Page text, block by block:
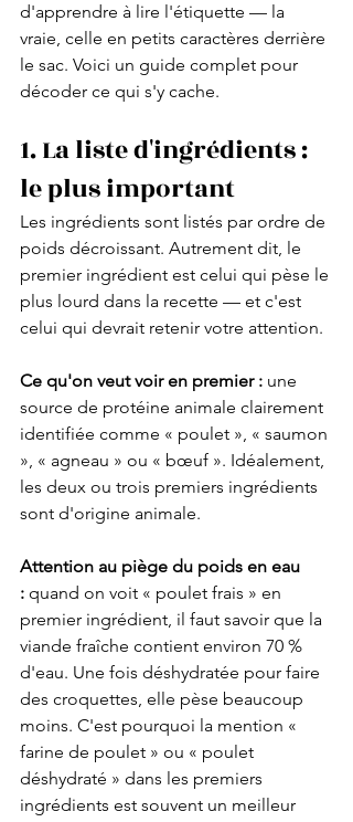
d'apprendre à lire l'étiquette — la
vraie, celle en petits caractères derrière
le sac. Voici un guide complet pour
décoder ce qui s'y cache.
1. La liste d'ingrédients :
le plus important
Les ingrédients sont listés par ordre de
poids décroissant. Autrement dit, le
premier ingrédient est celui qui pèse le
plus lourd dans la recette — et c'est
celui qui devrait retenir votre attention.
Ce qu'on veut voir en premier : une
source de protéine animale clairement
identifiée comme « poulet », « saumon
», « agneau » ou « bœuf ». Idéalement,
les deux ou trois premiers ingrédients
sont d'origine animale.
Attention au piège du poids en eau
: quand on voit « poulet frais » en
premier ingrédient, il faut savoir que la
viande fraîche contient environ 70 %
d'eau. Une fois déshydratée pour faire
des croquettes, elle pèse beaucoup
moins. C'est pourquoi la mention «
farine de poulet » ou « poulet
déshydraté » dans les premiers
ingrédients est souvent un meilleur